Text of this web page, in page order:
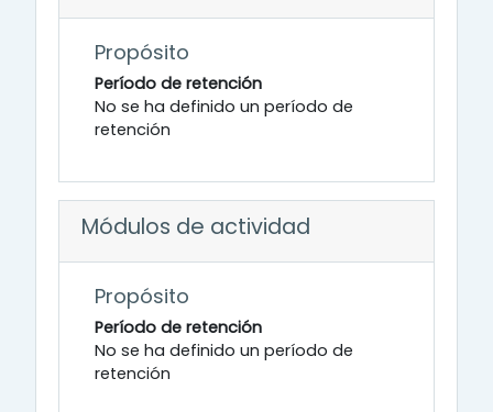
Propósito
Período de retención
No se ha definido un período de
retención
Módulos de actividad
Propósito
Período de retención
No se ha definido un período de
retención